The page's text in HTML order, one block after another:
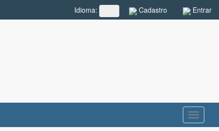
Cadastro Entrar
Idioma: ##plugins.themes.rcf.language.toggle##
Toggle